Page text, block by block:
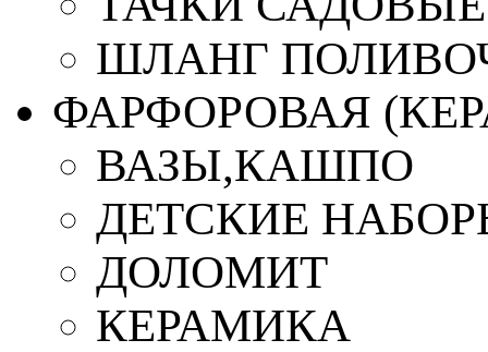
ШЛАНГ
ФАРФОРОВАЯ
ВАЗЫ,КАШПО
ДЕТСКИЕ
ДОЛОМИТ
КЕРАМИКА